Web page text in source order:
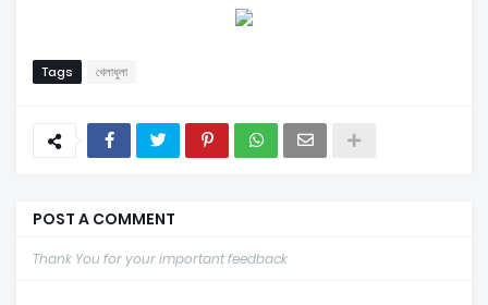
Tags খেলাধুলা
POST A COMMENT
Thank You for your important feedback